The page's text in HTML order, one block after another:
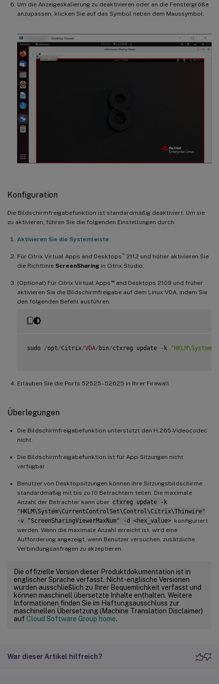
Um die Anzeigeskalierung zu deaktivieren oder an die Fenstergröße
anzupassen, klicken Sie auf das Symbol neben dem Maussymbol.
Konfiguration
Die Bildschirmfreigabefunktion ist standardmäßig deaktiviert. Um sie
zu aktivieren, führen Sie die folgenden Einstellungen durch:
Aktivieren Sie die Systemleiste.
Für Citrix Virtual Apps and Desktops ™
2112 und höher aktivieren Sie
die Richtlinie ScreenSharing in Citrix Studio.
(Optional) Für Citrix Virtual Apps ™and Desktops 2109 und früher
aktivieren Sie die Bildschirmfreigabe auf dem Linux VDA, indem Sie
den folgenden Befehl ausführen:
sudo /opt/Citrix/VDA/ bin/ctxreg update - k
Erlauben Sie die Ports 52525–52625 in Ihrer Firewall.
Überlegungen
Die Bildschirmfreigabefunktion unterstützt den H.265-Videocodec
nicht.
Die Bildschirmfreigabefunktion ist für App-Sitzungen nicht
verfügbar.
Benutzer von Desktopsitzungen können ihre Sitzungsbildschirme
standardmäßig mit bis zu 10 Betrachtern teilen. Die maximale
Anzahl der Betrachter kann über ctxreg update -k
"HKLM\System\CurrentControlSet\Control\Citrix\Thinwire"
-v "ScreenSharingViewerMaxNum" -d <hex_value> konfiguriert
werden. Wenn die maximale Anzahl erreicht ist, wird eine
Aufforderung angezeigt, wenn Benutzer versuchen, zusätzliche
Verbindungsanfragen zu akzeptieren.
Die offizielle Version dieser Produktdokumentation ist in
englischer Sprache verfasst. Nicht-englische Versionen
wurden ausschließlich zu Ihrer Bequemlichkeit verfasst und
können maschinell übersetzte Inhalte enthalten. Weitere
Informationen finden Sie im Haftungsausschluss zur
maschinellen Übersetzung (Machine Translation Disclaimer)
auf Cloud Software Group home.
War dieser Artikel hilfreich?